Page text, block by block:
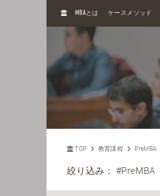
H
MBAとは ケースメソッド
TOP 教育課程 PreMBA
絞り込み：#PreMBA